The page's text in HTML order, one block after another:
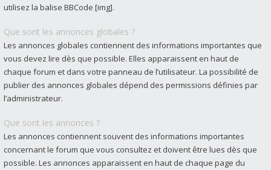
utilisez la balise BBCode [img].
Que sont les annonces globales ?
Les annonces globales contiennent des informations importantes que
vous devez lire dès que possible. Elles apparaissent en haut de
chaque forum et dans votre panneau de l’utilisateur. La possibilité de
publier des annonces globales dépend des permissions définies par
l’administrateur.
Que sont les annonces ?
Les annonces contiennent souvent des informations importantes
concernant le forum que vous consultez et doivent être lues dès que
possible. Les annonces apparaissent en haut de chaque page du